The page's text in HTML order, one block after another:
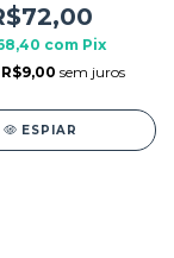
PRETO
com Pix
R$9,00 sem juros
ESPIAR